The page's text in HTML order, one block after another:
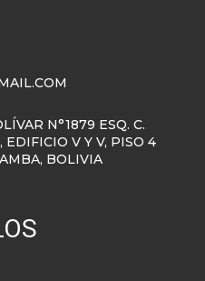
N°1879 ESQ. C.
V Y V, PISO 4
BOLIVIA